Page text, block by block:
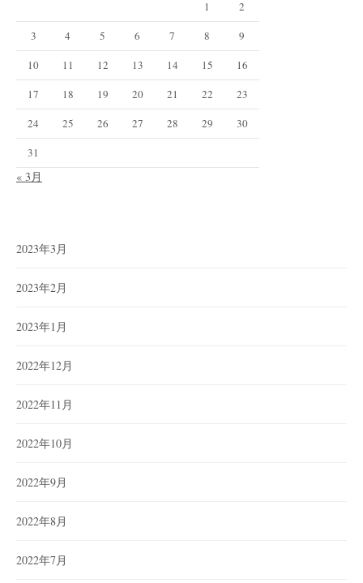
1
2
3
4 5 6 7 8
9
10
11 12 13 14 15
16
17
18 19 20 21 22
23
24
25 26 27 28 29
30
31
« 3月
2023年3月
2023年2月
2023年1月
2022年12月
2022年11月
2022年10月
2022年9月
2022年8月
2022年7月